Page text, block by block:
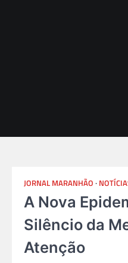
JORNAL MARANHÃO
A Nova
Silêncio da
Atenção